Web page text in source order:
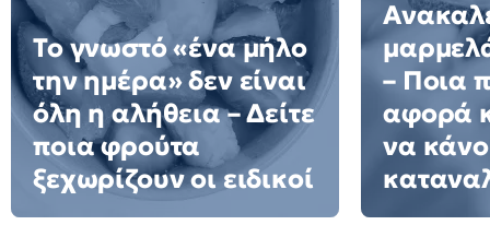
Το γνωστό «ένα μήλο
την ημέρα» δεν είναι
όλη η αλήθεια – Δείτε
ποια φρούτα
ξεχωρίζουν οι ειδικοί
– Ποια
αφορά
να